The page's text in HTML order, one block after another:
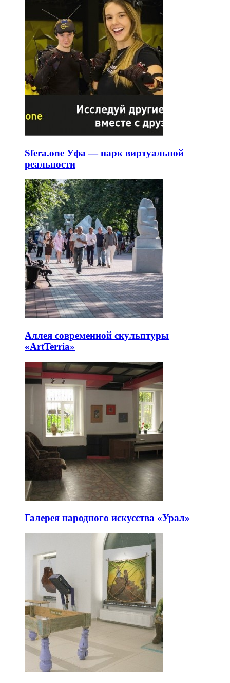
Sfera.one Уфа — парк виртуальной
реальности
Аллея современной скульптуры
«ArtTerria»
Галерея народного искусства «Урал»